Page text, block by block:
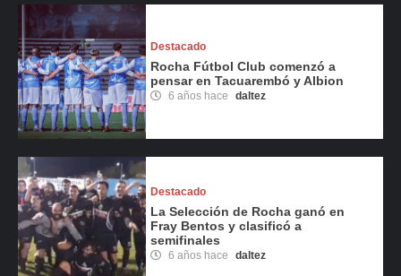
Destacado
Rocha Fútbol Club comenzó a
pensar en Tacuarembó y Albion
6 años hace daltez
Destacado
La Selección de Rocha ganó en
Fray Bentos y clasificó a
semifinales
6 años hace daltez